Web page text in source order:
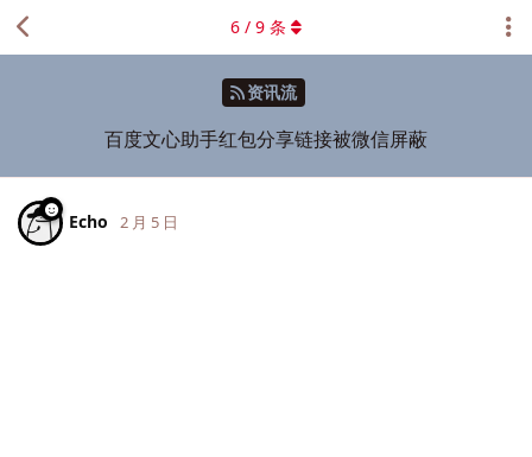
资讯流
百度文心助手红包分享链接被微信屏蔽
6 / 9 条
Echo 2 月 5 日